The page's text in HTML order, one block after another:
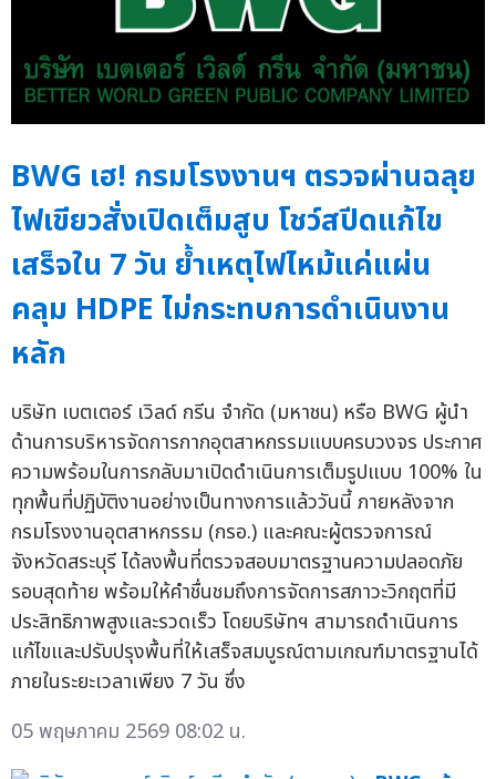
BWG เฮ! กรมโรงงานฯ ตรวจผ่านฉลุย
ไฟเขียวสั่งเปิดเต็มสูบ โชว์สปีดแก้ไข
เสร็จใน 7 วัน ย้ำเหตุไฟไหม้แค่แผ่น
คลุม HDPE ไม่กระทบการดำเนินงาน
หลัก
บริษัท เบตเตอร์ เวิลด์ กรีน จำกัด (มหาชน) หรือ BWG ผู้นำ
ด้านการบริหารจัดการกากอุตสาหกรรมแบบครบวงจร ประกาศ
ความพร้อมในการกลับมาเปิดดำเนินการเต็มรูปแบบ 100% ใน
ทุกพื้นที่ปฏิบัติงานอย่างเป็นทางการแล้ววันนี้ ภายหลังจาก
กรมโรงงานอุตสาหกรรม (กรอ.) และคณะผู้ตรวจการณ์
จังหวัดสระบุรี ได้ลงพื้นที่ตรวจสอบมาตรฐานความปลอดภัย
รอบสุดท้าย พร้อมให้คำชื่นชมถึงการจัดการสภาวะวิกฤตที่มี
ประสิทธิภาพสูงและรวดเร็ว โดยบริษัทฯ สามารถดำเนินการ
แก้ไขและปรับปรุงพื้นที่ให้เสร็จสมบูรณ์ตามเกณฑ์มาตรฐานได้
ภายในระยะเวลาเพียง 7 วัน ซึ่ง
05 พฤษภาคม 2569 08:02 น.